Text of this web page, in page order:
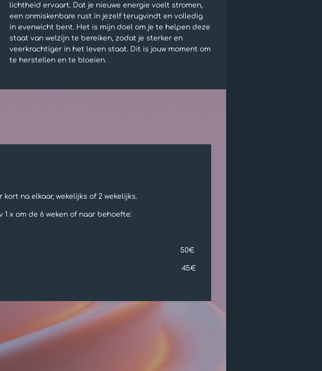
lichtheid ervaart. Dat je nieuwe energie voelt stromen,
een onmiskenbare rust in jezelf terugvindt en volledig
in evenwicht bent. Het is mijn doel om je te helpen deze
staat van welzijn te bereiken, zodat je sterker en
veerkrachtiger in het leven staat. Dit is jouw moment om
te herstellen en te bloeien.
na elkaar, wekelijks of 2 wekelijks.
x om de 6 weken of naar behoefte:
50€
de 6 weken: 45€